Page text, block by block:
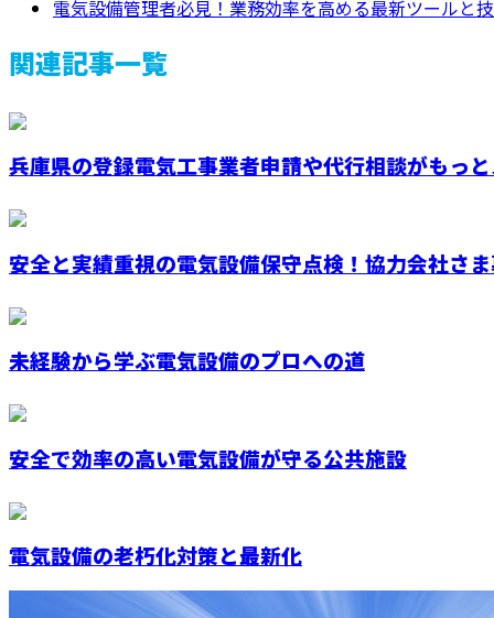
電気設備管理者必見！業務効率を高める最新ツールと
関連記事一覧
兵庫県の登録電気工事業者申請や代行相談がもっ
安全と実績重視の電気設備保守点検！協力会社さま
未経験から学ぶ電気設備のプロへの道
安全で効率の高い電気設備が守る公共施設
電気設備の老朽化対策と最新化